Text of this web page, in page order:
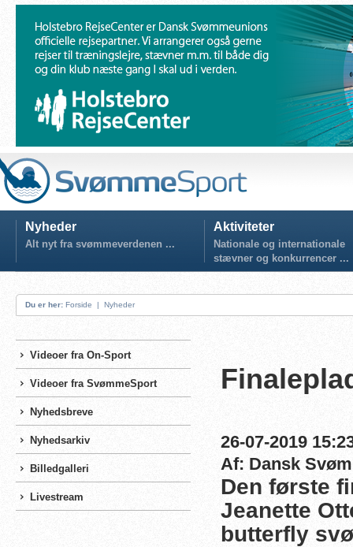
Nyheder
Alt nyt fra svømmeverdenen ...
Aktiviteter
Nationale og internationale
stævner og konkurrencer ...
Du er her: Forside | Nyheder
Videoer fra On-Sport
Videoer fra SvømmeSport
Nyhedsbreve
Nyhedsarkiv
Billedgalleri
Livestream
26-07-2019
Af: Dansk
Den første
Jeanette
butterfly